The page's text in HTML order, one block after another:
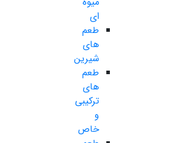
ای
طعم
های
شیرین
طعم
های
ترکیبی
و
خاص